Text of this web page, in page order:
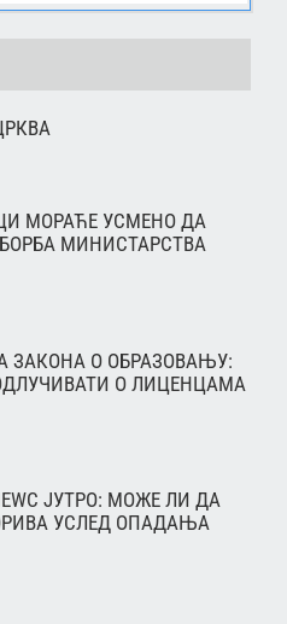
МОРАЋЕ УСМЕНО ДА
МИНИСТАРСТВА
ЗАКОНА О ОБРАЗОВАЊУ:
О ЛИЦЕНЦАМА
ЈУТРО: МОЖЕ ЛИ ДА
УСЛЕД ОПАДАЊА